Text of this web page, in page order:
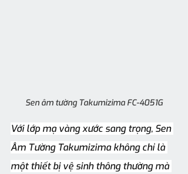
Sen âm tường Takumizima FC-4051G
Với lớp mạ vàng xước sang trọng, Sen
Âm Tường Takumizima không chỉ là
một thiết bị vệ sinh thông thường mà